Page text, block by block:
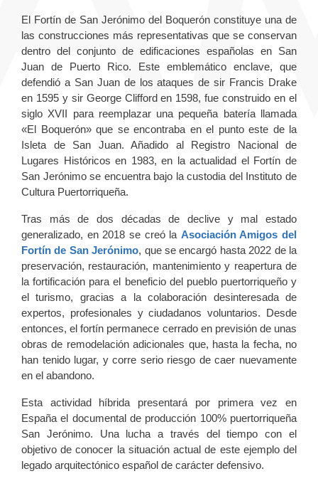
El Fortín de San Jerónimo del Boquerón constituye una de
las construcciones más representativas que se conservan
dentro del conjunto de edificaciones españolas en San
Juan de Puerto Rico. Este emblemático enclave, que
defendió a San Juan de los ataques de sir Francis Drake
en 1595 y sir George Clifford en 1598, fue construido en el
siglo XVII para reemplazar una pequeña batería llamada
«El Boquerón» que se encontraba en el punto este de la
Isleta de San Juan. Añadido al Registro Nacional de
Lugares Históricos en 1983, en la actualidad el Fortín de
San Jerónimo se encuentra bajo la custodia del Instituto de
Cultura Puertorriqueña.
Tras más de dos décadas de declive y mal estado
generalizado, en 2018 se creó la Asociación Amigos del
Fortín de San Jerónimo, que se encargó hasta 2022 de la
preservación, restauración, mantenimiento y reapertura de
la fortificación para el beneficio del pueblo puertorriqueño y
el turismo, gracias a la colaboración desinteresada de
expertos, profesionales y ciudadanos voluntarios. Desde
entonces, el fortín permanece cerrado en previsión de unas
obras de remodelación adicionales que, hasta la fecha, no
han tenido lugar, y corre serio riesgo de caer nuevamente
en el abandono.
Esta actividad híbrida presentará por primera vez en
España el documental de producción 100% puertorriqueña
San Jerónimo. Una lucha a través del tiempo con el
objetivo de conocer la situación actual de este ejemplo del
legado arquitectónico español de carácter defensivo.